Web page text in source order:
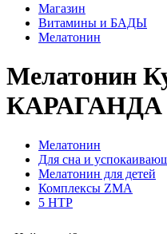
Магазин
Витамины и БАДЫ
Мелатонин
Мелатонин
КАРАГАНДА
Мелатонин
Для сна и
Мелатонин для детей
Комплексы ZMA
5 HTP